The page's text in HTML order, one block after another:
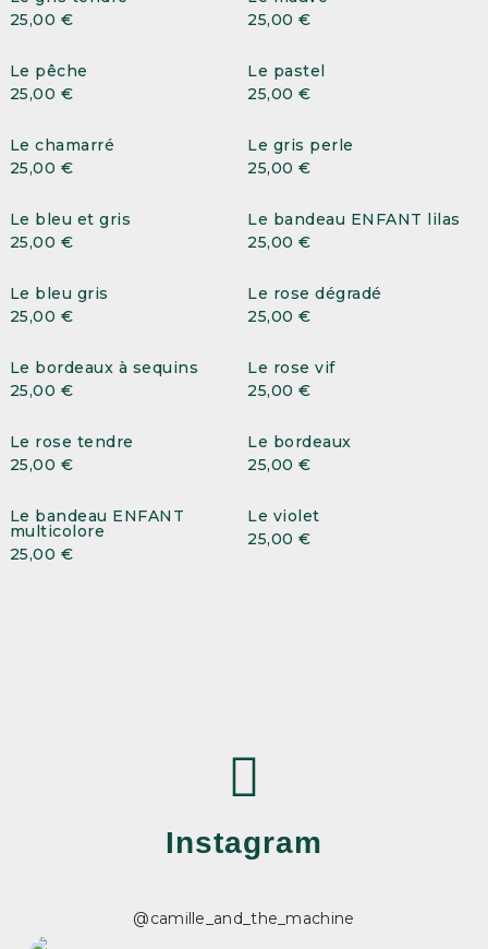
25,00 €
25,00 €
Le pêche
25,00 €
Le pastel
25,00 €
Le chamarré
25,00 €
Le gris perle
25,00 €
Le bleu et gris
25,00 €
Le bandeau ENFANT lilas
25,00 €
Le bleu gris
25,00 €
Le rose dégradé
25,00 €
Le bordeaux à sequins
25,00 €
Le rose vif
25,00 €
Le rose tendre
25,00 €
Le bordeaux
25,00 €
Le bandeau ENFANT
multicolore
25,00 €
Le violet
25,00 €
Instagram
@camille_and_the_machine